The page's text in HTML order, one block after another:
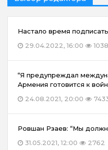
Настало время
29.04.2022, 16:00
“Я предупреждал
Армения готовится к
24.08.2021, 20:00
Ровшан Рзаев: “Мы
31.05.2021, 12:00
2762